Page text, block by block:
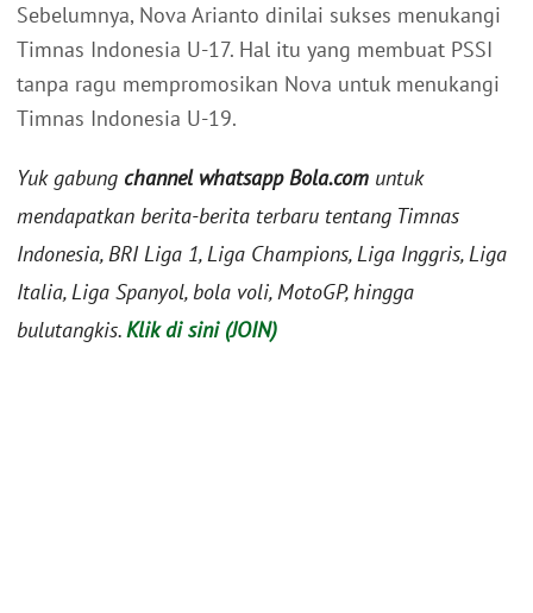
Sebelumnya, Nova Arianto dinilai sukses menukangi
Timnas Indonesia U-17. Hal itu yang membuat PSSI
tanpa ragu mempromosikan Nova untuk menukangi
Timnas Indonesia U-19.
Yuk gabung channel whatsapp Bola.com untuk
mendapatkan berita-berita terbaru tentang Timnas
Indonesia, BRI Liga 1, Liga Champions, Liga Inggris, Liga
Italia, Liga Spanyol, bola voli, MotoGP, hingga
bulutangkis.Klik di sini (JOIN)